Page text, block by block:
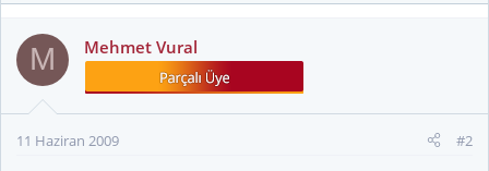
M Mehmet Vural
11 Haziran 2009 #2